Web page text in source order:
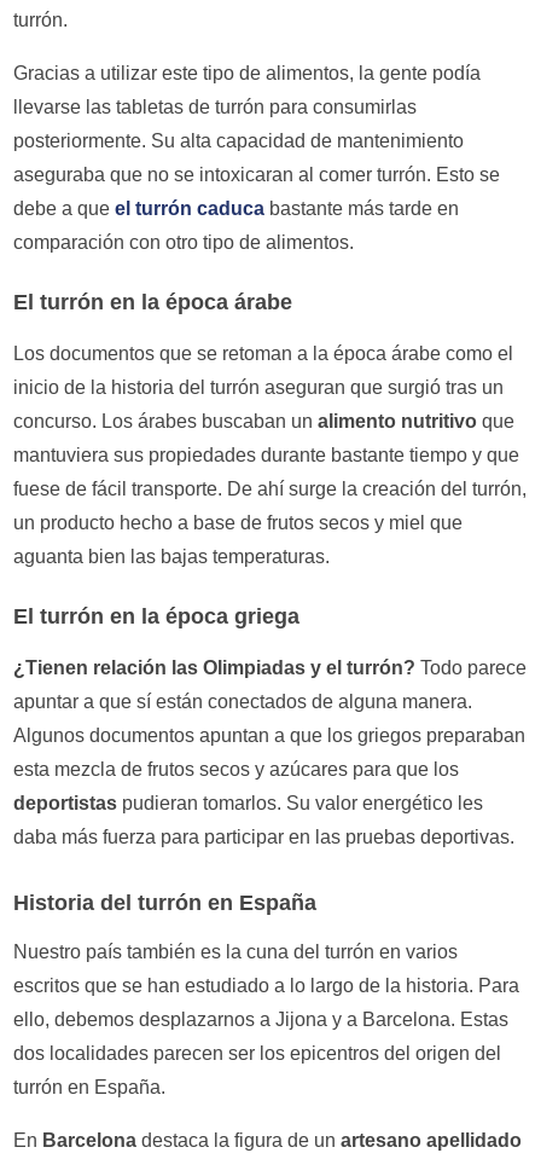
turrón.
Gracias a utilizar este tipo de alimentos, la gente podía
llevarse las tabletas de turrón para consumirlas
posteriormente. Su alta capacidad de mantenimiento
aseguraba que no se intoxicaran al comer turrón. Esto se
debe a queel turrón caduca bastante más tarde en
comparación con otro tipo de alimentos.
El turrón en la época árabe
Los documentos que se retoman a la época árabe como el
inicio de la historia del turrón aseguran que surgió tras un
concurso. Los árabes buscaban unalimento nutritivo que
mantuviera sus propiedades durante bastante tiempo y que
fuese de fácil transporte. De ahí surge la creación del turrón,
un producto hecho a base de frutos secos y miel que
aguanta bien las bajas temperaturas.
El turrón en la época griega
¿Tienen relación las Olimpiadas y el turrón? Todo parece
apuntar a que sí están conectados de alguna manera.
Algunos documentos apuntan a que los griegos preparaban
esta mezcla de frutos secos y azúcares para que los
deportistas pudieran tomarlos. Su valor energético les
daba más fuerza para participar en las pruebas deportivas.
Historia del turrón en España
Nuestro país también es la cuna del turrón en varios
escritos que se han estudiado a lo largo de la historia. Para
ello, debemos desplazarnos a Jijona y a Barcelona. Estas
dos localidades parecen ser los epicentros del origen del
turrón en España.
En Barcelona destaca la figura de unartesano apellidado